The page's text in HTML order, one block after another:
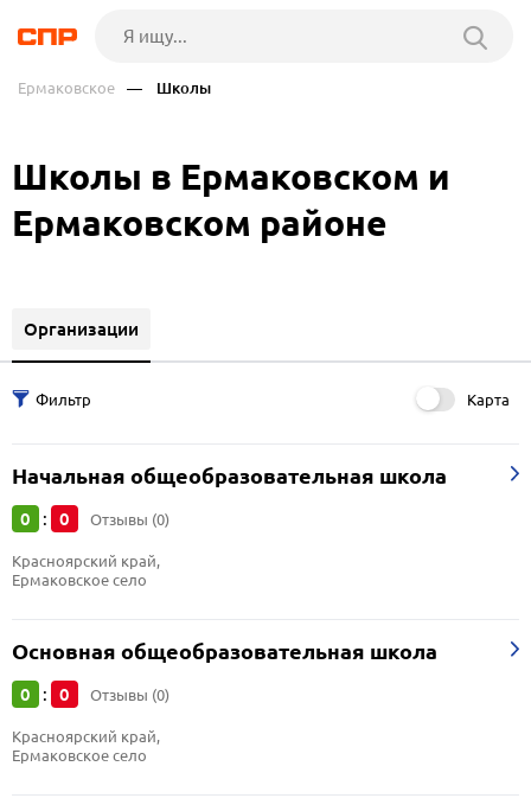
Ермаковское — Школы
Школы в Ермаковском и
Ермаковском районе
Организации
Карта
Начальная общеобразовательная школа
0 : 0 Отзывы (0)
Красноярский край,
Ермаковское село
Основная общеобразовательная школа
0 : 0 Отзывы (0)
Красноярский край,
Ермаковское село